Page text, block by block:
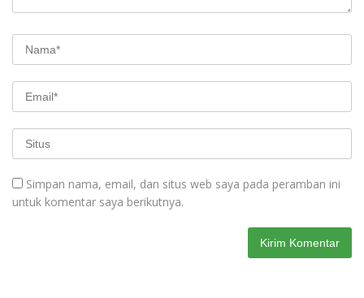
Simpan nama, email, dan situs web saya pada peramban ini
untuk komentar saya berikutnya.